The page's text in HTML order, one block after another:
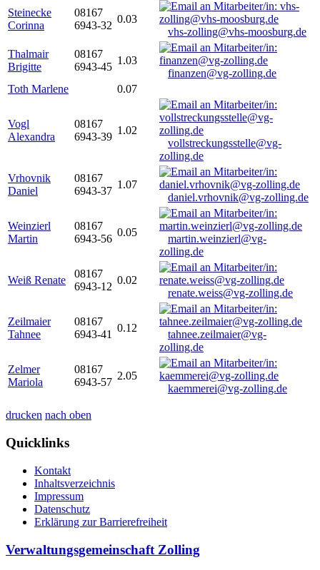
Steinecke
Corinna
08167
6943-32
0.03
vhs-zolling@vhs-moosburg.de
Thalmair
Brigitte
08167
6943-45
1.03
finanzen@vg-zolling.de
Toth Marlene
0.07
Vogl
Alexandra
08167
6943-39
1.02
vollstreckungsstelle@vg-
zolling.de
Vrhovnik
Daniel
08167
6943-37
1.07
daniel.vrhovnik@vg-zolling.de
Weinzierl
Martin
08167
6943-56
0.05
martin.weinzierl@vg-
zolling.de
Weiß Renate
08167
6943-12
0.02
renate.weiss@vg-zolling.de
Zeilmaier
Tahnee
08167
6943-41
0.12
tahnee.zeilmaier@vg-
zolling.de
Zelmer
Mariola
08167
6943-57
2.05
kaemmerei@vg-zolling.de
drucken nach oben
Quicklinks
Kontakt
Inhaltsverzeichnis
Impressum
Datenschutz
Erklärung zur Barrierefreiheit
Verwaltungsgemeinschaft Zolling